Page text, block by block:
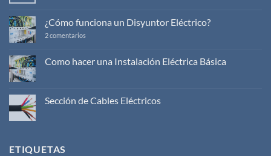
en
Enchufes
20A
¿Cómo funciona un Disyuntor Eléctrico?
2 comentarios
Disyuntor
Como hacer una Instalación Eléctrica Básica
en
Como
Sección de Cables Eléctricos
de
ETIQUETAS